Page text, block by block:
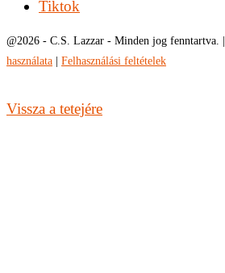
Tiktok
@2026 - C.S. Lazzar - Minden jog fenntartva. |
használata | Felhasználási feltételek
Vissza a tetejére